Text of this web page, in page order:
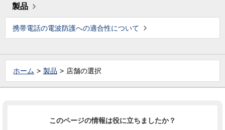
製品
携帯電話の電波防護への適合性について
ホーム 製品 店舗の選択
このページの情報は役に立ちましたか？